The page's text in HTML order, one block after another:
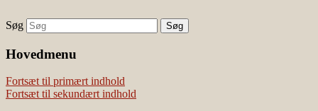
Наши партнеры
лучшие займы
Vivis chili
chili – dyrkning og mad
Søg
Hovedmenu
Fortsæt til primært indhold
Fortsæt til sekundært indhold